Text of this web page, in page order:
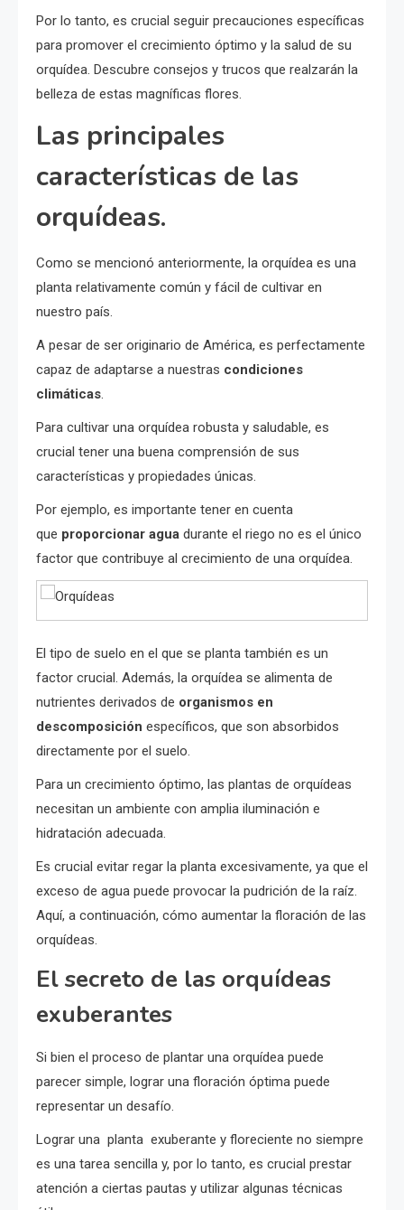
Por lo tanto, es crucial seguir precauciones específicas
para promover el crecimiento óptimo y la salud de su
orquídea. Descubre consejos y trucos que realzarán la
belleza de estas magníficas flores.
Las principales
características de las
orquídeas.
Como se mencionó anteriormente, la orquídea es una
planta relativamente común y fácil de cultivar en
nuestro país.
A pesar de ser originario de América, es perfectamente
capaz de adaptarse a nuestras condiciones
climáticas.
Para cultivar una orquídea robusta y saludable, es
crucial tener una buena comprensión de sus
características y propiedades únicas.
Por ejemplo, es importante tener en cuenta
que proporcionar agua durante el riego no es el único
factor que contribuye al crecimiento de una orquídea.
El tipo de suelo en el que se planta también es un
factor crucial. Además, la orquídea se alimenta de
nutrientes derivados de organismos en
descomposición específicos, que son absorbidos
directamente por el suelo.
Para un crecimiento óptimo, las plantas de orquídeas
necesitan un ambiente con amplia iluminación e
hidratación adecuada.
Es crucial evitar regar la planta excesivamente, ya que el
exceso de agua puede provocar la pudrición de la raíz.
Aquí, a continuación, cómo aumentar la floración de las
orquídeas.
El secreto de las orquídeas
exuberantes
Si bien el proceso de plantar una orquídea puede
parecer simple, lograr una floración óptima puede
representar un desafío.
Lograr una planta exuberante y floreciente no siempre
es una tarea sencilla y, por lo tanto, es crucial prestar
atención a ciertas pautas y utilizar algunas técnicas